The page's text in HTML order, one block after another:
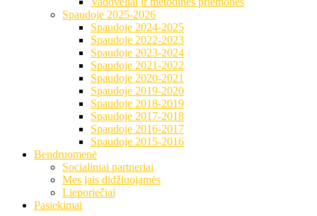
Spaudoje 2025-2026
Spaudoje 2024-2025
Spaudoje 2022-2023
Spaudoje 2023-2024
Spaudoje 2021-2022
Spaudoje 2020-2021
Spaudoje 2019-2020
Spaudoje 2018-2019
Spaudoje 2017-2018
Spaudoje 2016-2017
Spaudoje 2015-2016
Bendruomenė
Socialiniai partneriai
Mes jais didžiuojamės
Lieporiečiai
Pasiekimai